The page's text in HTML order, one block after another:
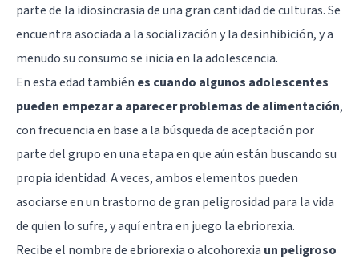
parte de la idiosincrasia de una gran cantidad de culturas. Se
encuentra asociada a la socialización y la desinhibición, y a
menudo su consumo se inicia en la adolescencia.
En esta edad también es cuando algunos adolescentes
pueden empezar a aparecer problemas de alimentación,
con frecuencia en base a la búsqueda de aceptación por
parte del grupo en una etapa en que aún están buscando su
propia identidad. A veces, ambos elementos pueden
asociarse en un trastorno de gran peligrosidad para la vida
de quien lo sufre, y aquí entra en juego la ebriorexia.
Recibe el nombre de ebriorexia o alcohorexia un peligroso